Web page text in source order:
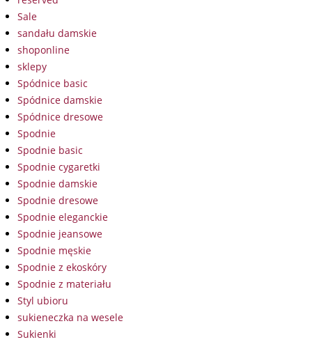
Sale
sandału damskie
shoponline
sklepy
Spódnice basic
Spódnice damskie
Spódnice dresowe
Spodnie
Spodnie basic
Spodnie cygaretki
Spodnie damskie
Spodnie dresowe
Spodnie eleganckie
Spodnie jeansowe
Spodnie męskie
Spodnie z ekoskóry
Spodnie z materiału
Styl ubioru
sukieneczka na wesele
Sukienki